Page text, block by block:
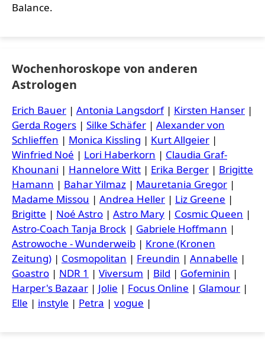
Balance.
Wochenhoroskope von anderen
Astrologen
Erich Bauer | Antonia Langsdorf| Kirsten Hanser |
Gerda Rogers | Silke Schäfer | Alexander von
Schlieffen | Monica Kissling | Kurt Allgeier |
Winfried Noé | Lori Haberkorn | Claudia Graf-
Khounani | Hannelore Witt | Erika Berger | Brigitte
Hamann | Bahar Yilmaz | Mauretania Gregor |
Madame Missou | Andrea Heller | Liz Greene |
Brigitte | Noé Astro | Astro Mary | Cosmic Queen |
Astro-Coach Tanja Brock | Gabriele Hoffmann |
Astrowoche - Wunderweib | Krone (Kronen
Zeitung) | Cosmopolitan | Freundin | Annabelle |
Goastro | NDR 1 | Viversum | Bild | Gofeminin |
Harper's Bazaar | Jolie | Focus Online | Glamour |
Elle | instyle | Petra | vogue |